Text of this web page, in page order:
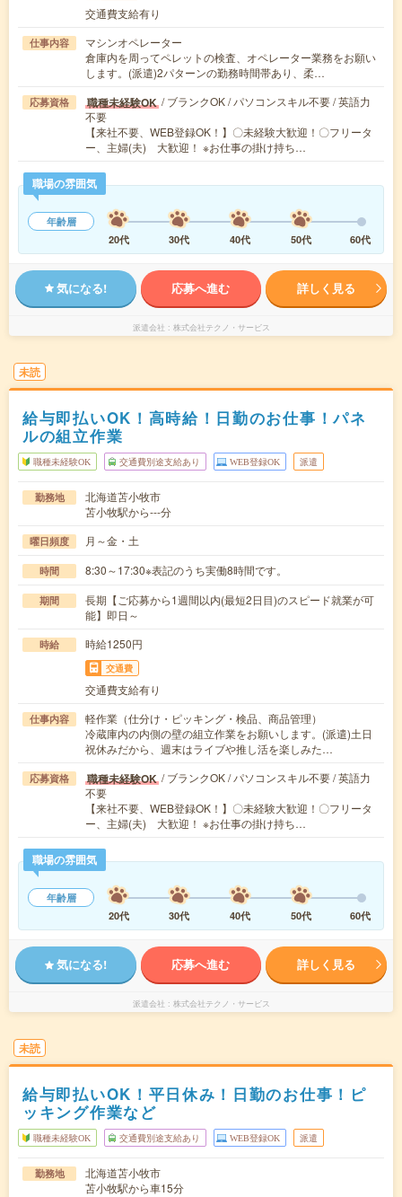
交通費支給有り
仕事内容
マシンオペレーター
倉庫内を周ってペレットの検査、オペレーター業務をお願い
します。(派遣)2パターンの勤務時間帯あり、柔…
応募資格 職種未経験OK / ブランクOK / パソコンスキル不要 / 英語力
不要
【来社不要、WEB登録OK！】〇未経験大歓迎！〇フリータ
ー、主婦(夫) 大歓迎！ ※お仕事の掛け持ち…
職場の雰囲気
年齢層
20代
30代 40代 50代 60代
気になる! 応募へ進む 詳しく見る
派遣会社 株式会社テクノ・サービス
未読
給与即払いOK！高時給！日勤のお仕事！パネ
ルの組立作業
職種未経験OK 交通費別途支給あり WEB登録OK 派遣
勤務地
北海道苫小牧市
苫小牧駅から---分
曜日頻度 月～金・土
時間 8:30～17:30※表記のうち実働8時間です。
期間
長期【ご応募から1週間以内(最短2日目)のスピード就業が可
能】即日～
時給 時給1250円
交通費
交通費支給有り
仕事内容
軽作業（仕分け・ピッキング・検品、商品管理）
冷蔵庫内の内側の壁の組立作業をお願いします。(派遣)土日
祝休みだから、週末はライブや推し活を楽しみた…
応募資格 職種未経験OK / ブランクOK / パソコンスキル不要 / 英語力
不要
【来社不要、WEB登録OK！】〇未経験大歓迎！〇フリータ
ー、主婦(夫) 大歓迎！ ※お仕事の掛け持ち…
職場の雰囲気
年齢層
20代
30代 40代 50代 60代
気になる! 応募へ進む 詳しく見る
派遣会社 株式会社テクノ・サービス
未読
給与即払いOK！平日休み！日勤のお仕事！ピ
ッキング作業など
職種未経験OK 交通費別途支給あり WEB登録OK 派遣
勤務地
北海道苫小牧市
苫小牧駅から車15分